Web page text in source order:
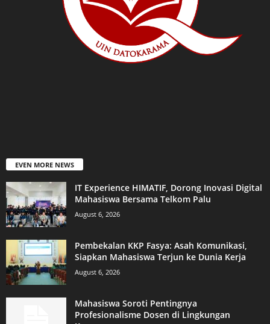
EVEN MORE NEWS
IT Experience HIMATIF, Dorong Inovasi Digital
Mahasiswa Bersama Telkom Palu
August 6, 2026
Pembekalan KKP Fasya: Asah Komunikasi,
Siapkan Mahasiswa Terjun ke Dunia Kerja
August 6, 2026
Mahasiswa Soroti Pentingnya
Profesionalisme Dosen di Lingkungan